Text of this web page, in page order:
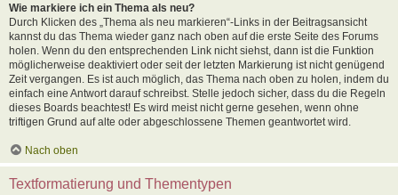
Wie markiere ich ein Thema als neu?
Durch Klicken des „Thema als neu markieren“-Links in der Beitragsansicht
kannst du das Thema wieder ganz nach oben auf die erste Seite des Forums
holen. Wenn du den entsprechenden Link nicht siehst, dann ist die Funktion
möglicherweise deaktiviert oder seit der letzten Markierung ist nicht genügend
Zeit vergangen. Es ist auch möglich, das Thema nach oben zu holen, indem du
einfach eine Antwort darauf schreibst. Stelle jedoch sicher, dass du die Regeln
dieses Boards beachtest! Es wird meist nicht gerne gesehen, wenn ohne
triftigen Grund auf alte oder abgeschlossene Themen geantwortet wird.
Nach oben
Textformatierung und Thementypen